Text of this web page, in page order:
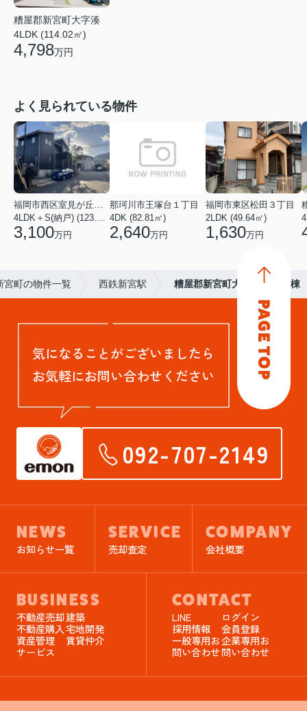
糟屋郡新宮町大字湊
4LDK (114.02㎡)
4,798万円
よく見られている物件
3,100万円
那珂川市王塚台１丁目
4DK (82.81㎡)
2,640万円
福岡市東区松田３丁目
2LDK (49.64㎡)
1,630万円
宮町の物件一覧 西鉄新宮駅 糟屋郡新宮町大字湊4期1号棟
気になることがございましたら
お気軽にお問い合わせください
092-707-2149
NEWS
お知らせ一覧
SERVICE
売却査定
COMPANY
会社概要
BUSINESS
不動産売却建築
不動産購入宅地開発
資産管理
サービス
賃貸仲介
CONTACT
LINE
ログイン
採用情報
会員登録
一般専用お
問い合わせ
企業専用お
問い合わせ